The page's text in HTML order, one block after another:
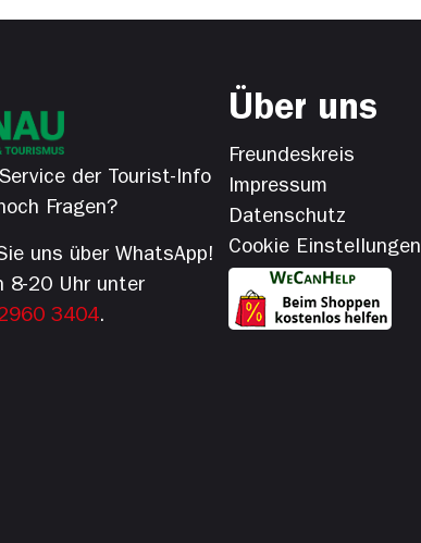
der Tourist-Info
Fragen?
uns über WhatsApp!
8-20 Uhr unter
3404.
Über uns
Freundeskreis
Impressum
Datenschutz
Cookie Einstellungen